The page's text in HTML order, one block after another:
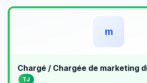
m
Chargé / Chargée de marketing
TJ